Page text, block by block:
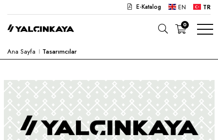
E-Katalog EN TR
OKUL
ANAOKULU
LABORATUVAR
YARI MAMUL
0
Ana Sayfa Tasarımcılar